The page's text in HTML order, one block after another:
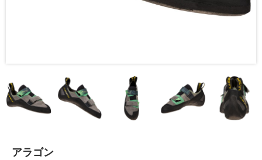
アラゴン